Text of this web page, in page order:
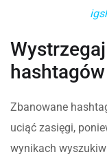
hashtagów
Zbanowane
uciąć zasięgi,
wynikach